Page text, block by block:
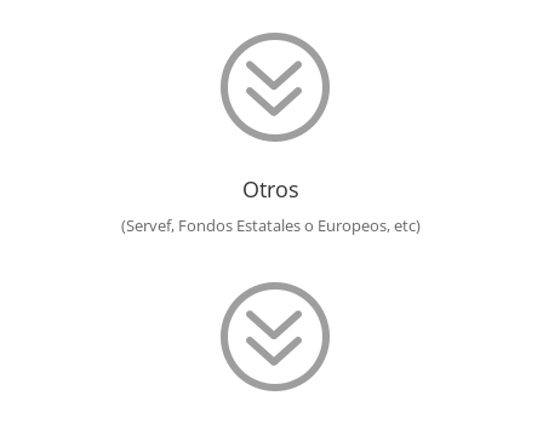
?
Otros
(Servef, Fondos Estatales o Europeos, etc)
?